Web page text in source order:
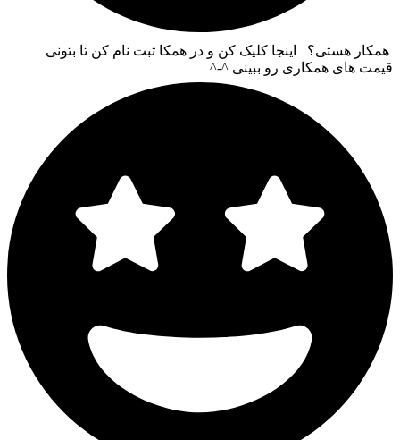
همکار هستی؟ اینجا کلیک کن و در همکا ثبت نام کن تا بتونی
قیمت های همکاری رو ببینی ^-^